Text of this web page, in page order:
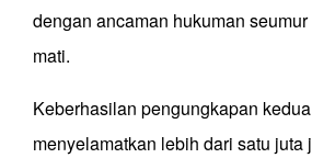
dengan ancaman hukuman
mati.
Keberhasilan pengungkapan
menyelamatkan lebih dari satu juta